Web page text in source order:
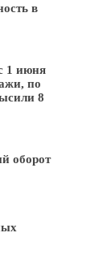
в
1 июня
по
8
оборот